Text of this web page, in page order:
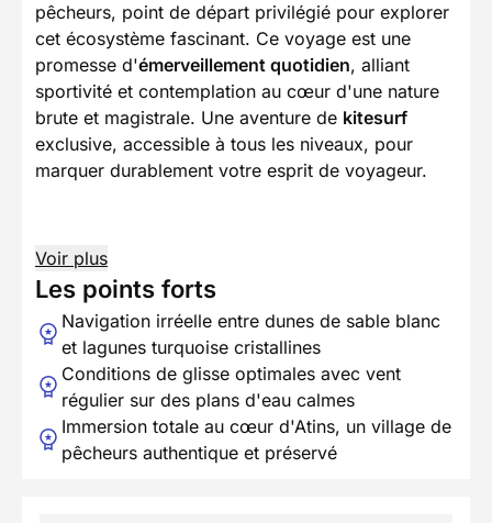
pêcheurs, point de départ privilégié pour explorer
cet écosystème fascinant. Ce voyage est une
promesse d'émerveillement quotidien, alliant
sportivité et contemplation au cœur d'une nature
brute et magistrale. Une aventure de kitesurf
exclusive, accessible à tous les niveaux, pour
marquer durablement votre esprit de voyageur.
Voir plus
Les points forts
Navigation irréelle entre dunes de sable blanc
et lagunes turquoise cristallines
Conditions de glisse optimales avec vent
régulier sur des plans d'eau calmes
Immersion totale au cœur d'Atins, un village de
pêcheurs authentique et préservé